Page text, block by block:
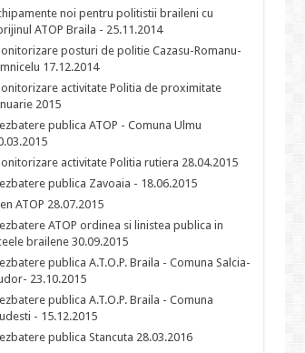
noi pentru politistii braileni cu
ATOP Braila - 25.11.2014
posturi de politie Cazasu-Romanu-
17.12.2014
activitate Politia de proximitate
2015
publica ATOP - Comuna Ulmu
activitate Politia rutiera 28.04.2015
publica Zavoaia - 18.06.2015
ATOP 28.07.2015
ATOP ordinea si linistea publica in
brailene 30.09.2015
publica A.T.O.P. Braila - Comuna Salcia-
23.10.2015
publica A.T.O.P. Braila - Comuna
- 15.12.2015
publica Stancuta 28.03.2016